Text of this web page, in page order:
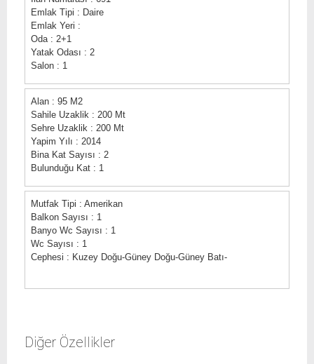
Emlak Tipi : Daire
Emlak Yeri :
Oda : 2+1
Yatak Odası : 2
Salon : 1
Alan : 95 M2
Sahile Uzaklik : 200 Mt
Sehre Uzaklik : 200 Mt
Yapim Yılı : 2014
Bina Kat Sayısı : 2
Bulunduğu Kat : 1
Mutfak Tipi : Amerikan
Balkon Sayısı : 1
Banyo Wc Sayısı : 1
Wc Sayısı : 1
Cephesi : Kuzey Doğu-Güney Doğu-Güney Batı-
Diğer Özellikler